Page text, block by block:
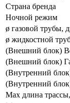
Страна бренда
Ночной режим
ø газовой трубы,
ø жидкостной
(Внешний блок)
(Внешний блок)
(Внутренний
(Внутренний
Max длина